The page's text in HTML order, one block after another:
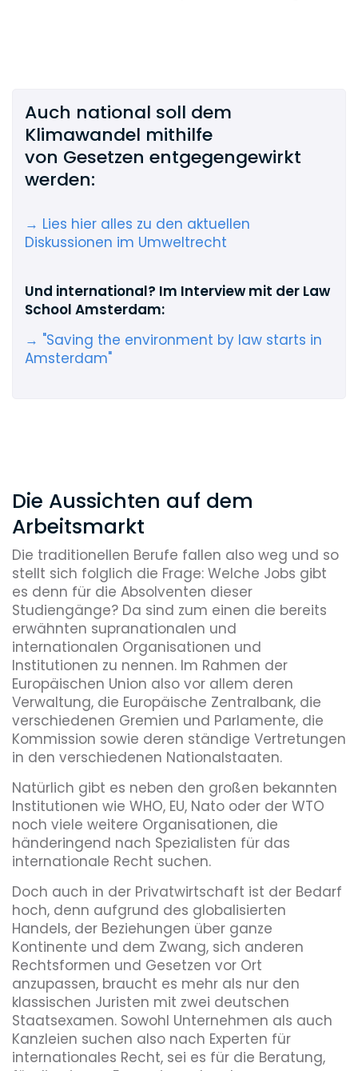
Auch national soll dem
Klimawandel mithilfe
von Gesetzen entgegengewirkt
werden:
→ Lies hier alles zu den aktuellen
Diskussionen im Umweltrecht
Und international? Im Interview mit der Law
School Amsterdam:
→ "Saving the environment by law starts in
Amsterdam"
Die Aussichten auf dem
Arbeitsmarkt
Die traditionellen Berufe fallen also weg und so
stellt sich folglich die Frage: Welche Jobs gibt
es denn für die Absolventen dieser
Studiengänge? Da sind zum einen die bereits
erwähnten supranationalen und
internationalen Organisationen und
Institutionen zu nennen. Im Rahmen der
Europäischen Union also vor allem deren
Verwaltung, die Europäische Zentralbank, die
verschiedenen Gremien und Parlamente, die
Kommission sowie deren ständige Vertretungen
in den verschiedenen Nationalstaaten.
Natürlich gibt es neben den großen bekannten
Institutionen wie WHO, EU, Nato oder der WTO
noch viele weitere Organisationen, die
händeringend nach Spezialisten für das
internationale Recht suchen.
Doch auch in der Privatwirtschaft ist der Bedarf
hoch, denn aufgrund des globalisierten
Handels, der Beziehungen über ganze
Kontinente und dem Zwang, sich anderen
Rechtsformen und Gesetzen vor Ort
anzupassen, braucht es mehr als nur den
klassischen Juristen mit zwei deutschen
Staatsexamen. Sowohl Unternehmen als auch
Kanzleien suchen also nach Experten für
internationales Recht, sei es für die Beratung,